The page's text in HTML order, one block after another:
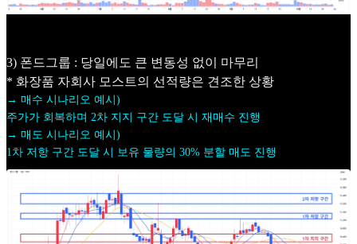
3) 폰드그룹 : 당일에도 큰 변동성 없이 마무리
* 화장품 자회사 모스트의 선적량은 견조한 상황
→ 매수 시나리오 예시)
주가가 회복하며 2차 지지 구간 도달 시 재매수 진행
→ 매도 시나리오 예시)
1차 저항 구간 도달 시 보유 물량의 30% 분할 매도 진행